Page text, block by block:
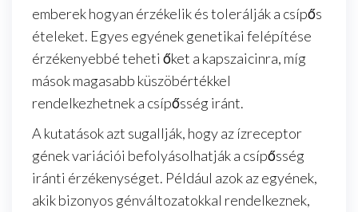
emberek hogyan érzékelik és tolerálják a csípős
ételeket. Egyes egyének genetikai felépítése
érzékenyebbé teheti őket a kapszaicinra, míg
mások magasabb küszöbértékkel
rendelkezhetnek a csípősség iránt.
A kutatások azt sugallják, hogy az ízreceptor
gének variációi befolyásolhatják a csípősség
iránti érzékenységet. Például azok az egyének,
akik bizonyos génváltozatokkal rendelkeznek,